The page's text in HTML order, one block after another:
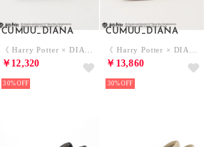
CUMUU_DIANA
￥12,320
30%
CUMUU_DIANA
￥13,860
30%